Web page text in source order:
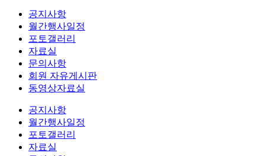
공지사항
월간행사일정
포토갤러리
자료실
문의사항
회원 자유게시판
동영상자료실
공지사항
월간행사일정
포토갤러리
자료실